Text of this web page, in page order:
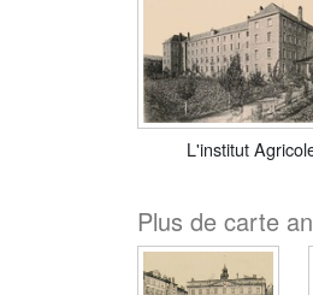
L'institut
Plus de carte